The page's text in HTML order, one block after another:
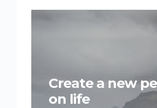
Create a new
on life